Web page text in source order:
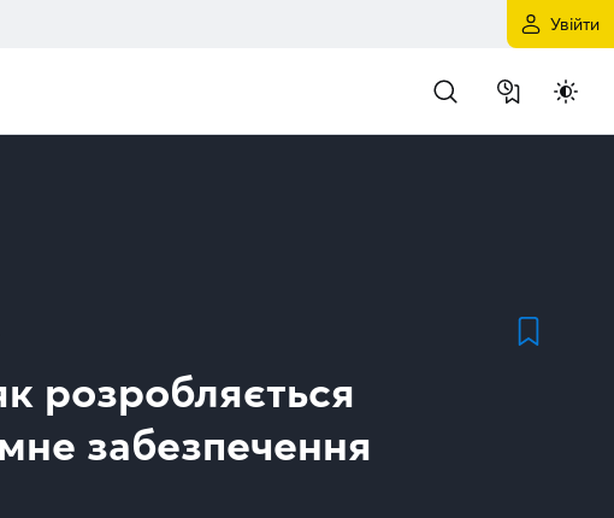
Увійти
розробляється
забезпечення